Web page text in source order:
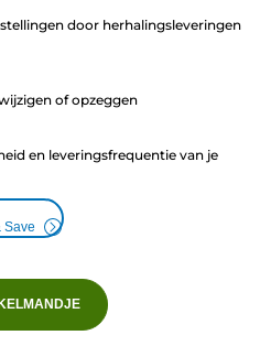
door herhalingsleveringen
of opzeggen
en leveringsfrequentie van je
Save